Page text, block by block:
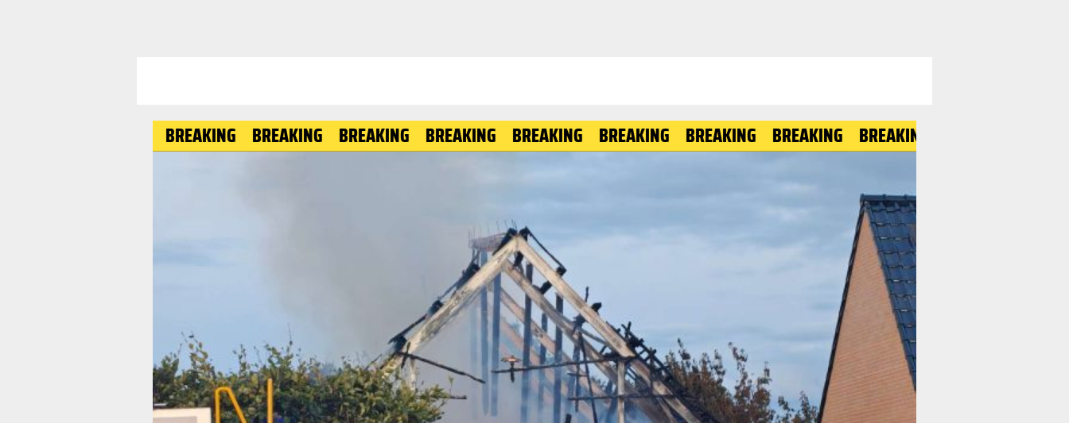
BREAKING BREAKING BREAKING BREAKING BREAKING BREAKING BREAKING BREAKING BREAKING BREAKING